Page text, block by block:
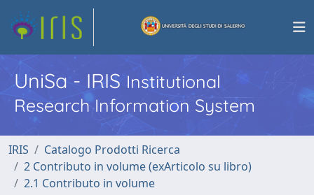
UniSa - IRISInstitutional
Research Information System
IRIS
Catalogo Prodotti Ricerca
2 Contributo in volume (exArticolo su libro)
2.1 Contributo in volume